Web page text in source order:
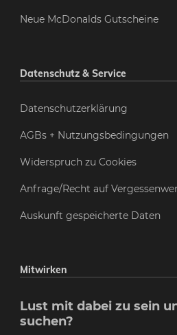
Neue McDonalds Gutscheine
Datenschutz & Service
Datenschutzerklärung
AGBs + Nutzungsbedingungen
Widerspruch zu Cookies
Anfrage/Recht auf
Auskunft gespeicherte Daten
Mitwirken
Lust mit dabei zu sein
suchen?